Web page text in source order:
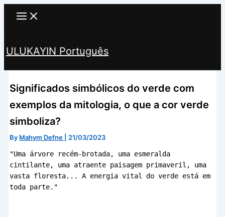
Skip
ULUKAYIN Português
Significados simbólicos do verde com
exemplos da mitologia, o que a cor verde
simboliza?
By Mahym Defne 21/03/2023
"Uma árvore recém-brotada, uma esmeralda
cintilante, uma atraente paisagem primaveril, uma
vasta floresta... A energia vital do verde está em
toda parte."